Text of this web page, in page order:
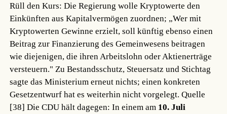
Rüll den Kurs: Die Regierung wolle Kryptowerte den
Einkünften aus Kapitalvermögen zuordnen; „Wer mit
Kryptowerten Gewinne erzielt, soll künftig ebenso einen
Beitrag zur Finanzierung des Gemeinwesens beitragen
wie diejenigen, die ihren Arbeitslohn oder Aktienerträge
versteuern." Zu Bestandsschutz, Steuersatz und Stichtag
sagte das Ministerium erneut nichts; einen konkreten
Gesetzentwurf hat es weiterhin nicht vorgelegt.Quelle
[38] Die CDU hält dagegen: In einem am 10. Juli